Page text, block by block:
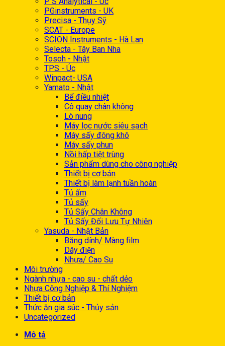
PGinstruments - UK
Precisa - Thụy Sỹ
SCAT - Europe
SCION Instruments - Hà Lan
Selecta - Tây Ban Nha
Tosoh - Nhật
TPS - Úc
Winpact- USA
Yamato - Nhật
Bể điều nhiệt
Cô quay chân không
Lò nung
Máy lọc nước siêu sạch
Máy sấy đông khô
Máy sấy phun
Nồi hấp tiệt trùng
Sản phẩm dùng cho công nghiệp
Thiết bị cơ bản
Thiết bị làm lạnh tuần hoàn
Tủ ấm
Tủ sấy
Tủ Sấy Chân Không
Tủ Sấy Đối Lưu Tự Nhiên
Yasuda - Nhật Bản
Băng dính/ Màng film
Dây điện
Nhựa/ Cao Su
Môi trường
Ngành nhựa - cao su - chất dẻo
Nhựa Công Nghiệp & Thí Nghiệm
Thiết bị cơ bản
Thức ăn gia súc - Thủy sản
Uncategorized
Mô tả